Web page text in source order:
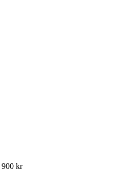
900 kr